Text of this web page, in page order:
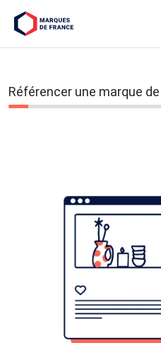
Référencer une marque